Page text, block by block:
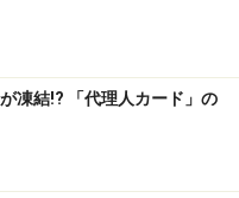
ましょう。介護食の作
料理をやわらかく作っ
くするか、フードプロ
なるまで回す」、これ
凍結!? 「代理人カード」の